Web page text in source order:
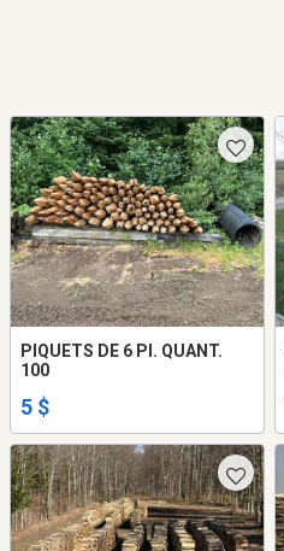
PIQUETS DE 6 PI. QUANT.
100
5 $